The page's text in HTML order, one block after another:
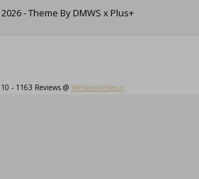
2026- Theme ByDMWS x Plus+
10 - 1163 Reviews @ Webwinkelkeur